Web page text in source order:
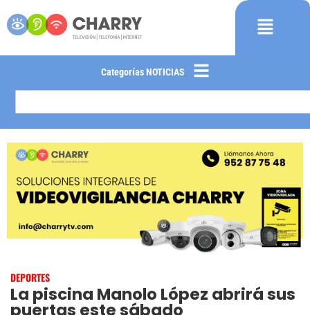
Categorías NOTICIAS
DEPORTES
La piscina Manolo López abrirá sus
puertas este sábado